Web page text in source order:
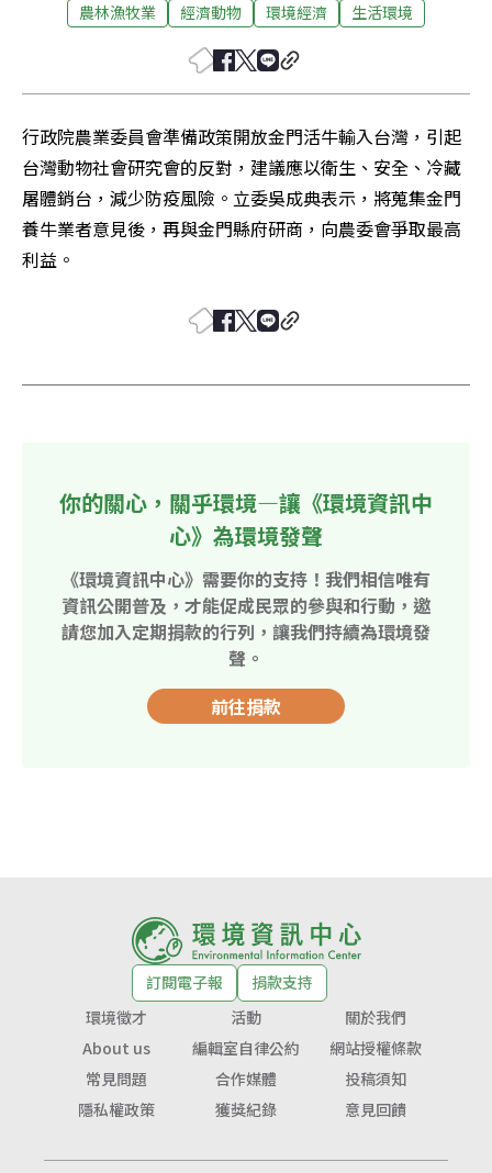
農林漁牧業
經濟動物 環境經濟 生活環境
行政院農業委員會準備政策開放金門活牛輸入台灣，引起
台灣動物社會研究會的反對，建議應以衛生、安全、冷藏
屠體銷台，減少防疫風險。立委吳成典表示，將蒐集金門
養牛業者意見後，再與金門縣府研商，向農委會爭取最高
利益。
你的關心，關乎環境—讓《環境資訊中
心》為環境發聲
《環境資訊中心》需要你的支持！我們相信唯有
資訊公開普及，才能促成民眾的參與和行動，邀
請您加入定期捐款的行列，讓我們持續為環境發
聲。
前往捐款
訂閱電子報
捐款支持
環境徵才
活動
關於我們
About us
編輯室自律公約
網站授權條款
常見問題
合作媒體
投稿須知
隱私權政策
獲獎紀錄 意見回饋